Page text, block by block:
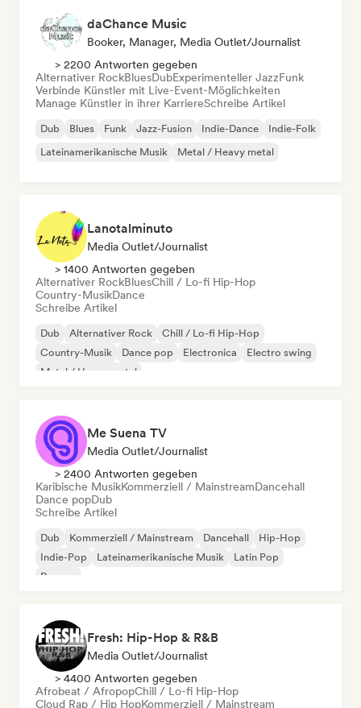
daChance Music
Booker, Manager, Media Outlet/Journalist
> 2200 Antworten gegeben
Alternativer RockBluesDubExperimenteller JazzFunk
Verbinde Künstler mit Live-Event-Möglichkeiten
Manage Künstler in ihrer KarriereSchreibe Artikel
Dub Blues Funk Jazz-Fusion Indie-Dance
Indie-Folk
Lateinamerikanische Musik
Metal / Heavy metal
Lanotalminuto
Media Outlet/Journalist
> 1400 Antworten gegeben
Alternativer RockBluesChill / Lo-fi Hip-Hop
Country-MusikDance
Schreibe Artikel
Dub Alternativer Rock
Chill / Lo-fi Hip-Hop
Country-Musik
Dance pop Electronica
Electro swing
Metal / Heavy metal
Me Suena TV
Media Outlet/Journalist
> 2400 Antworten gegeben
Karibische MusikKommerziell / MainstreamDancehall
Dance popDub
Schreibe Artikel
Dub Kommerziell / Mainstream Dancehall
Hip-Hop
Indie-Pop
Lateinamerikanische Musik
Latin Pop
Reggae
Fresh: Hip-Hop & R&B
Media Outlet/Journalist
> 4400 Antworten gegeben
Afrobeat / AfropopChill / Lo-fi Hip-Hop
Cloud Rap / Hip HopKommerziell / Mainstream